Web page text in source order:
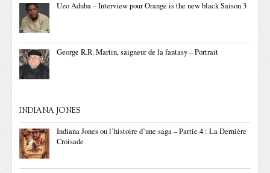
Uzo Aduba – Interview pour Orange is the new black Saison 3
George R.R. Martin, saigneur de la fantasy – Portrait
INDIANA JONES
Indiana Jones ou l’histoire d’une saga – Partie 4 : La Dernière
Croisade